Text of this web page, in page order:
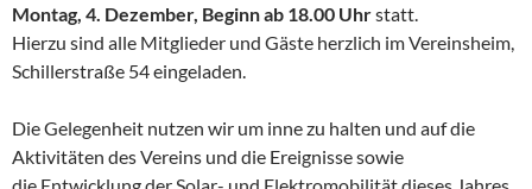
Montag, 4. Dezember, Beginn ab 18.00 Uhrstatt.
Hierzu sind alle Mitglieder und Gäste herzlich im Vereinsheim,
Schillerstraße 54 eingeladen.
Die Gelegenheit nutzen wir um inne zu halten und auf die
Aktivitäten des Vereins und die Ereignisse sowie
die Entwicklung der Solar- und Elektromobilität dieses Jahres